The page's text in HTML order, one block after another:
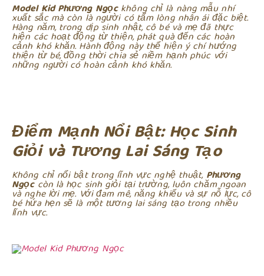
Model Kid Phương Ngọckhông chỉ là nàng mẫu nhí
xuất sắc mà còn là người có tấm lòng nhân ái đặc biệt.
Hàng năm, trong dịp sinh nhật, cô bé và mẹ đã thực
hiện các hoạt động từ thiện, phát quà đến các hoàn
cảnh khó khăn. Hành động này thể hiện ý chí hướng
thiện từ bé, đồng thời chia sẻ niềm hạnh phúc với
những người có hoàn cảnh khó khăn.
Điểm Mạnh Nổi Bật: Học Sinh
Giỏi và Tương Lai Sáng Tạo
Không chỉ nổi bật trong lĩnh vực nghệ thuật, Phương
Ngọccòn là học sinh giỏi tại trường, luôn chăm ngoan
và nghe lời mẹ. Với đam mê, năng khiếu và sự nỗ lực, cô
bé hứa hẹn sẽ là một tương lai sáng tạo trong nhiều
lĩnh vực.